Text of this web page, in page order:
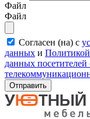
Файл
Файл
Согласен (на) с
данных и
данных
Отправить